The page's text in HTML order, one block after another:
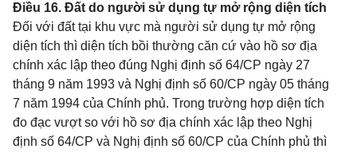
Điều 16. Đất do người sử dụng tự mở rộng diện tích
Đối với đất tại khu vực mà người sử dụng tự mở rộng
diện tích thì diện tích bồi thường căn cứ vào hồ sơ địa
chính xác lập theo đúng Nghị định số 64/CP ngày 27
tháng 9 năm 1993 và Nghị định số 60/CP ngày 05 tháng
7 năm 1994 của Chính phủ. Trong trường hợp diện tích
đo đạc vượt so với hồ sơ địa chính xác lập theo Nghị
định số 64/CP và Nghị định số 60/CP của Chính phủ thì